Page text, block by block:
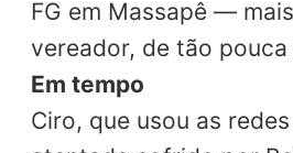
FG em Massapê —
vereador, de tão
Em tempo
Ciro, que usou as